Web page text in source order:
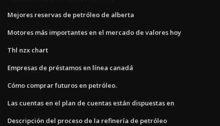
Mejores reservas de petróleo de alberta
Motores más importantes en el mercado de valores hoy
Thl nzx chart
Empresas de préstamos en línea canadá
Cómo comprar futuros en petróleo.
Las cuentas en el plan de cuentas están dispuestas en
Descripción del proceso de la refinería de petróleo